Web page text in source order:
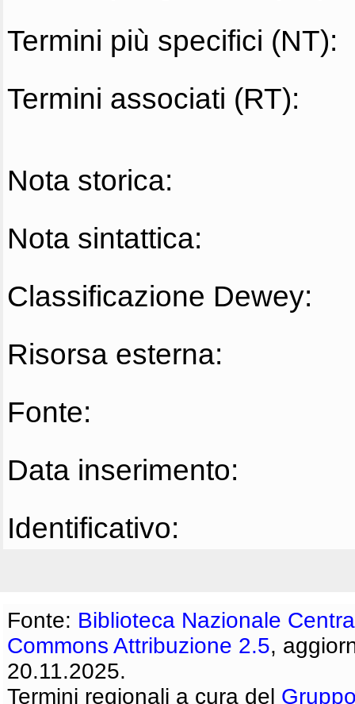
Termini più specifici (NT):
Termini associati (RT):
Nota storica:
Nota sintattica:
Classificazione Dewey:
Risorsa esterna:
Fonte:
Data inserimento:
Identificativo:
Fonte: Biblioteca Nazionale
Commons Attribuzione 2.5,
20.11.2025.
Termini regionali a cura del